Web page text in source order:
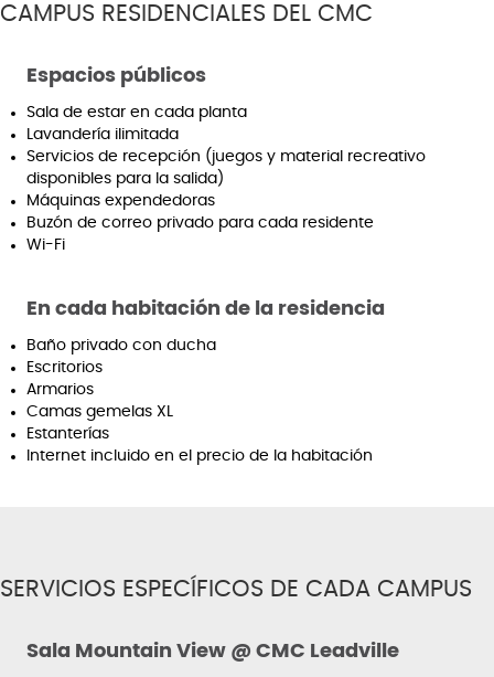
CAMPUS RESIDENCIALES DEL CMC
Espacios públicos
Sala de estar en cada planta
Lavandería ilimitada
Servicios de recepción (juegos y material recreativo
disponibles para la salida)
Máquinas expendedoras
Buzón de correo privado para cada residente
Wi-Fi
En cada habitación de la residencia
Baño privado con ducha
Escritorios
Armarios
Camas gemelas XL
Estanterías
Internet incluido en el precio de la habitación
SERVICIOS ESPECÍFICOS DE CADA CAMPUS
Sala Mountain View @ CMC Leadville